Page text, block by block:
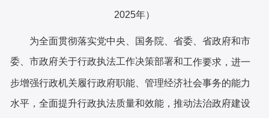
2025年）
为全面贯彻落实党中央、国务院 、省委、省政府和市
委、市政府关于行政执法工作决策部署和工作要求，进一
步增强行政机关履行政府职能、管理经济社会事务的能力
水平，全面提升行政执法质量和效能，推动法治政府建设